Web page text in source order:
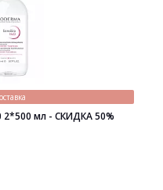
мл - СКИДКА 50%